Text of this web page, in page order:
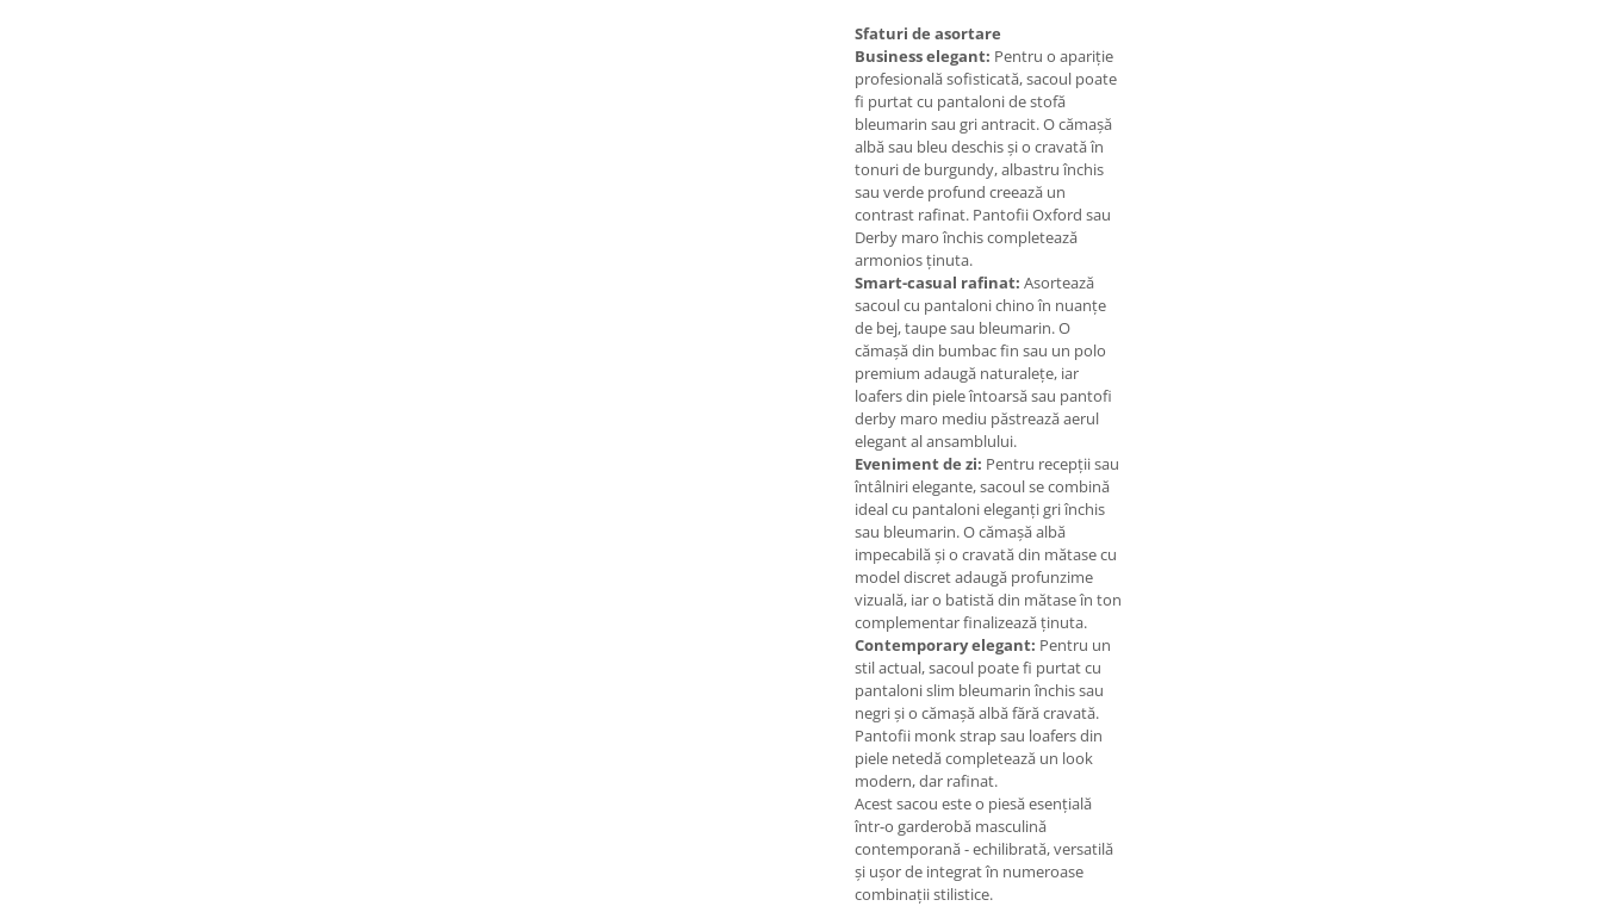
Sfaturi de asortare
Business elegant: Pentru o apariție
profesională sofisticată, sacoul poate
fi purtat cu pantaloni de stofă
bleumarin sau gri antracit. O cămașă
albă sau bleu deschis și o cravată în
tonuri de burgundy, albastru închis
sau verde profund creează un
contrast rafinat. Pantofii Oxford sau
Derby maro închis completează
armonios ținuta.
Smart-casual rafinat: Asortează
sacoul cu pantaloni chino în nuanțe
de bej, taupe sau bleumarin. O
cămașă din bumbac fin sau un polo
premium adaugă naturalețe, iar
loafers din piele întoarsă sau pantofi
derby maro mediu păstrează aerul
elegant al ansamblului.
Eveniment de zi: Pentru recepții sau
întâlniri elegante, sacoul se combină
ideal cu pantaloni eleganți gri închis
sau bleumarin. O cămașă albă
impecabilă și o cravată din mătase cu
model discret adaugă profunzime
vizuală, iar o batistă din mătase în ton
complementar finalizează ținuta.
Contemporary elegant: Pentru un
stil actual, sacoul poate fi purtat cu
pantaloni slim bleumarin închis sau
negri și o cămașă albă fără cravată.
Pantofii monk strap sau loafers din
piele netedă completează un look
modern, dar rafinat.
Acest sacou este o piesă esențială
într-o garderobă masculină
contemporană - echilibrată, versatilă
și ușor de integrat în numeroase
combinații stilistice.